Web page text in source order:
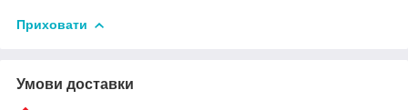
Приховати
Умови доставки